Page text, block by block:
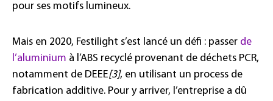
pour ses motifs lumineux.
Mais en 2020, Festilight s’est lancé un défi : passer de
l’aluminium à l’ABS recyclé provenant de déchets PCR,
notamment de DEEE[3], en utilisant un process de
fabrication additive. Pour y arriver, l’entreprise a dû